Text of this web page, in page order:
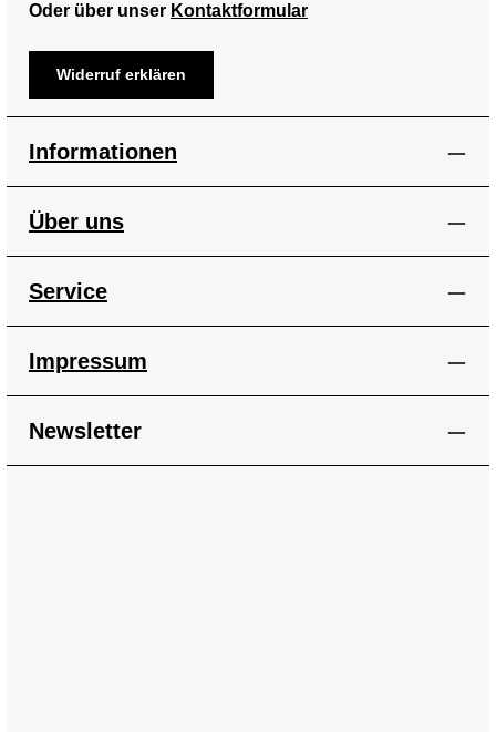
Oder über unser Kontaktformular
Widerruf erklären
Informationen
Über uns
Service
Impressum
Newsletter